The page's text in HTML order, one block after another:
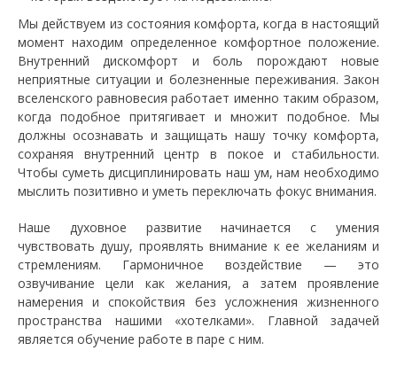
Мы действуем из состояния комфорта, когда в настоящий
момент находим определенное комфортное положение.
Внутренний дискомфорт и боль порождают новые
неприятные ситуации и болезненные переживания. Закон
вселенского равновесия работает именно таким образом,
когда подобное притягивает и множит подобное. Мы
должны осознавать и защищать нашу точку комфорта,
сохраняя внутренний центр в покое и стабильности.
Чтобы суметь дисциплинировать наш ум, нам необходимо
мыслить позитивно и уметь переключать фокус внимания.
Наше духовное развитие начинается с умения
чувствовать душу, проявлять внимание к ее желаниям и
стремлениям. Гармоничное воздействие — это
озвучивание цели как желания, а затем проявление
намерения и спокойствия без усложнения жизненного
пространства нашими «хотелками». Главной задачей
является обучение работе в паре с ним.